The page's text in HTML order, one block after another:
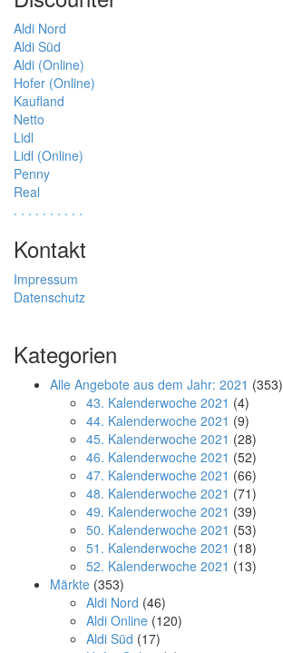
Aldi Nord
Aldi Süd
Aldi (Online)
Hofer (Online)
Kaufland
Netto
Lidl
Lidl (Online)
Penny
Real
. . . . . . . . . .
Kontakt
Impressum
Datenschutz
Kategorien
Alle Angebote aus dem Jahr: 2021 (353)
43. Kalenderwoche 2021 (4)
44. Kalenderwoche 2021 (9)
45. Kalenderwoche 2021 (28)
46. Kalenderwoche 2021 (52)
47. Kalenderwoche 2021 (66)
48. Kalenderwoche 2021 (71)
49. Kalenderwoche 2021 (39)
50. Kalenderwoche 2021 (53)
51. Kalenderwoche 2021 (18)
52. Kalenderwoche 2021 (13)
Märkte (353)
Aldi Nord (46)
Aldi Online (120)
Aldi Süd (17)